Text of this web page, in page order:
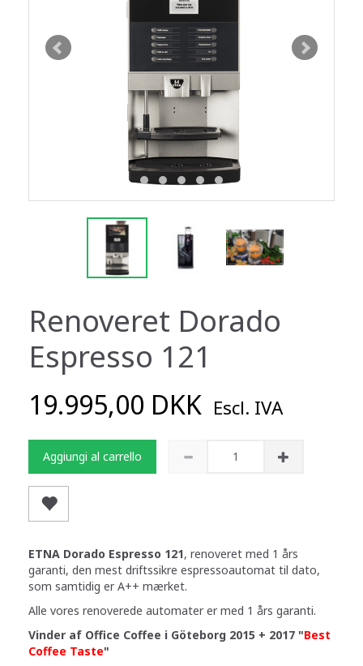
Renoveret Dorado
Espresso 121
19.995,00 DKK Escl. IVA
Aggiungi al carrello
ETNA Dorado Espresso 121, renoveret med 1 års
garanti, den mest driftssikre espressoautomat til dato,
som samtidig er A++ mærket.
Alle vores renoverede automater er med 1 års garanti.
Vinder af Office Coffee i Göteborg 2015 + 2017 "Best
Coffee Taste"